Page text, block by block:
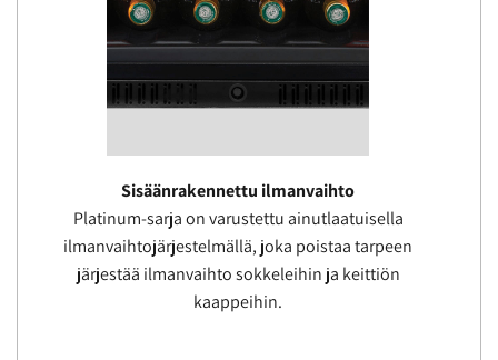
Sisäänrakennettu ilmanvaihto
Platinum-sarja on varustettu ainutlaatuisella
ilmanvaihtojärjestelmällä, joka poistaa tarpeen
järjestää ilmanvaihto sokkeleihin ja keittiön
kaappeihin.